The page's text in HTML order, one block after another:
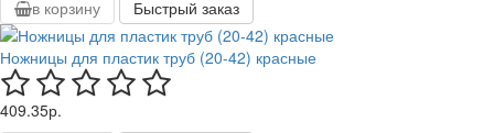
в корзину
Быстрый заказ
Ножницы для пластик труб (20-42) красные
409.35р.